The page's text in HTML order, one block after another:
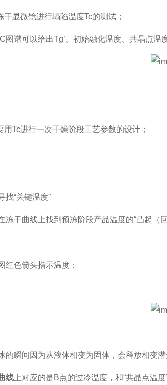
干显微镜进行塌陷温度Tc的测试；
图谱可以给出Tg’ 、初始融化温度、共晶点温
用Tc进行一次干燥阶段工艺参数的设计；
找“关键温度"
冻干曲线上找到预冻阶段产品温度的“凸起（回
红色箭头指示温度：
的瞬间因为从液体相变为固体，会释放相变
线上对应的是B点的过冷温度，和“共晶点温度